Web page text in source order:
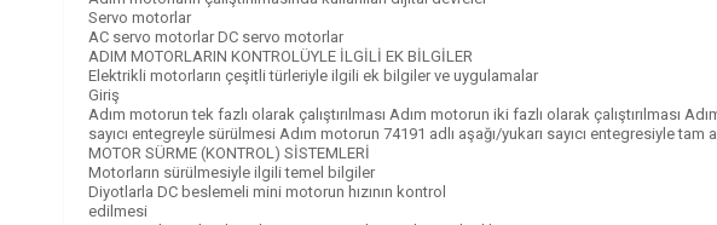
Servo motorlar
AC servo motorlar DC servo motorlar
ADIM MOTORLARIN KONTROLÜYLE İLGİLİ EK BİLGİLER
Elektrikli motorların çeşitli türleriyle ilgili ek bilgiler ve uygulamalar
Giriş
Adım motorun tek fazlı olarak çalıştırılması Adım motorun iki fazlı olarak çalıştırılması
sayıcı entegreyle sürülmesi Adım motorun 74191 adlı aşağı/yukarı sayıcı entegresiyle tam
MOTOR SÜRME (KONTROL) SİSTEMLERİ
Motorların sürülmesiyle ilgili temel bilgiler
Diyotlarla DC beslemeli mini motorun hızının kontrol
edilmesi